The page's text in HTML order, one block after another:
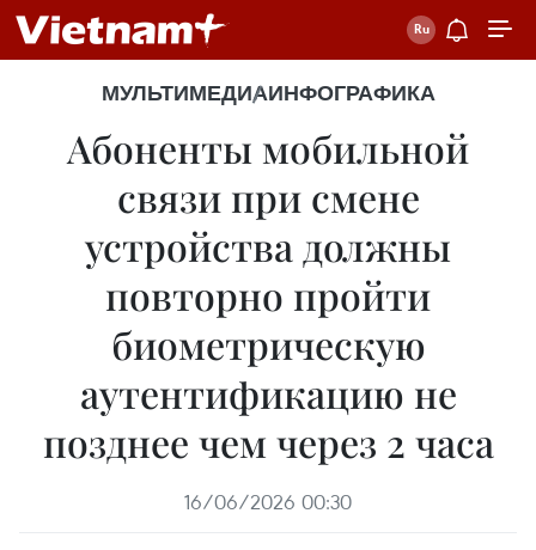
МУЛЬТИМЕДИАИНФОГРАФИКА
Абоненты мобильной
связи при смене
устройства должны
повторно пройти
биометрическую
аутентификацию не
позднее чем через 2 часа
16/06/2026 00:30